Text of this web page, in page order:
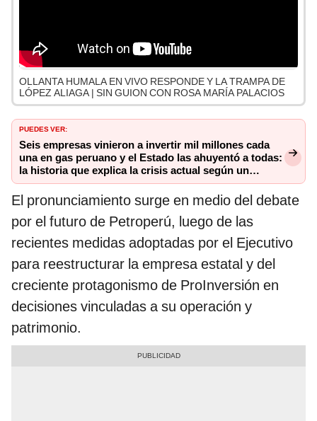
OLLANTA HUMALA EN VIVO RESPONDE Y LA TRAMPA DE
LÓPEZ ALIAGA | SIN GUION CON ROSA MARÍA PALACIOS
PUEDES VER:
Seis empresas vinieron a invertir mil millones cada
una en gas peruano y el Estado las ahuyentó a todas:
la historia que explica la crisis actual según un
exministro de Energía y Minas
El pronunciamiento surge en medio del debate
por el futuro de Petroperú, luego de las
recientes medidas adoptadas por el Ejecutivo
para reestructurar la empresa estatal y del
creciente protagonismo de ProInversión en
decisiones vinculadas a su operación y
patrimonio.